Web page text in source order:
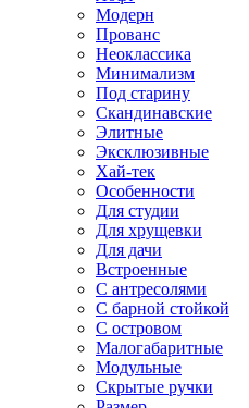
Модерн
Прованс
Неоклассика
Минимализм
Под старину
Скандинавские
Элитные
Эксклюзивные
Хай-тек
Особенности
Для студии
Для хрущевки
Для дачи
Встроенные
С антресолями
С барной стойкой
С островом
Малогабаритные
Модульные
Скрытые ручки